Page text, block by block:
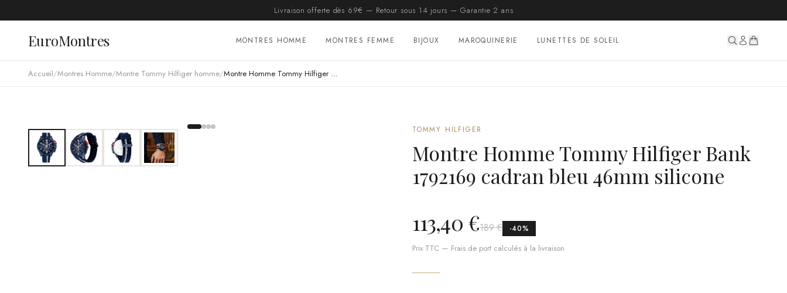
Livraison offerte dès 69€ — Retour sous 14 jours — Garantie 2 ans
EuroMontres MONTRES HOMME MONTRES FEMME BIJOUX MAROQUINERIE LUNETTES DE SOLEIL
Accueil/Montres Homme/Montre Tommy Hilfiger homme/ Montre Homme Tommy Hilfiger Bank 1792169 cadran bleu 46mm silicone
TOMMY HILFIGER
Montre Homme Tommy Hilfiger Bank
1792169 cadran bleu 46mm silicone
113,40 €189 € -40%
Prix TTC — Frais de port calculés à la livraison